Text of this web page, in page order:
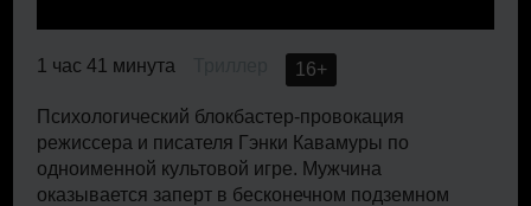
1 час 41 минута 16+
Психологический блокбастер-провокация
режиссера и писателя Гэнки Кавамуры по
одноименной культовой игре. Мужчина
оказывается заперт в бесконечном подземном